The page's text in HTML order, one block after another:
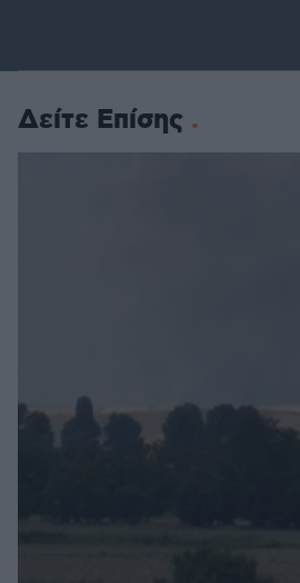
Δείτε Επίσης